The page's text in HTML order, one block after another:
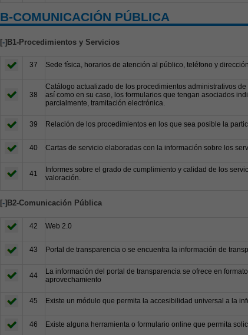
B-COMUNICACIÓN PÚBLICA
[-]B1-Procedimientos y Servicios
37 Sede física, horarios de atención al público, teléfono y
38
Catálogo actualizado de los procedimientos administrativos
así como en su caso, los formularios que tengan asociados
parcialmente, tramitación electrónica.
39 Relación de los procedimientos en los que sea posible la
40 Cartas de servicio elaboradas con la información sobre los
41
Informes sobre el grado de cumplimiento y calidad de los
valoración.
[-]B2-Comunicación Pública
42 Web 2.0
43 Portal de transparencia o se encuentra la información de
44
La información del portal de transparencia se ofrece en
aprovechamiento
45 Existe un módulo que permita la accesibilidad universal a la
46 Existe alguna herramienta o formulario online que permita